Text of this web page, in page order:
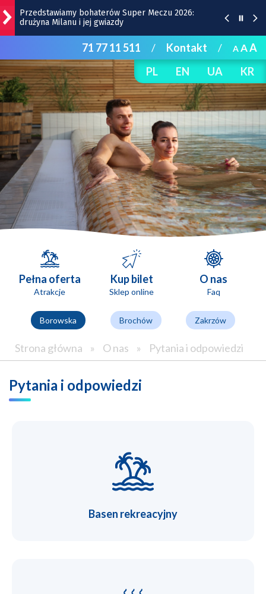
Przedstawiamy bohaterów Super Meczu 2026:
drużyna Milanu i jej gwiazdy
Gwiazdy wystąpią na Dworcu Głównym we Wrocławiu
| TERMINY
Kamienica z Nadodrza po remoncie zyska windę! To
będzie duża metamorfoza
Do Marrakeszu bez przesiadek. Nowy kierunek z
Wrocławia
Remont Gajowickiej. Prace od Hallera do
Racławickiej
71 77 11 511 / Kontakt / AAA
PL
EN UA KR
Pełna oferta
Atrakcje
Kup bilet
Sklep online
O nas
Faq
Borowska Brochów Zakrzów
Strona główna » O nas » Pytania i odpowiedzi
Pytania i odpowiedzi
Basen rekreacyjny